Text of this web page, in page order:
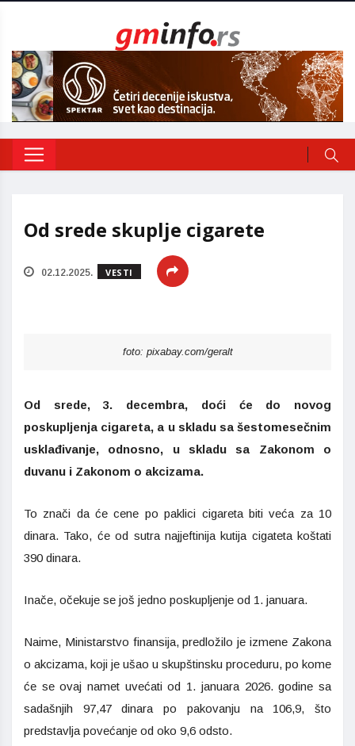
Od srede skuplje cigarete
02.12.2025. VESTI
foto: pixabay.com/geralt
Od srede, 3. decembra, doći će do novog
poskupljenja cigareta, a u skladu sa šestomesečnim
usklađivanje, odnosno, u skladu sa Zakonom o
duvanu i Zakonom o akcizama.
To znači da će cene po paklici cigareta biti veća za 10
dinara. Tako, će od sutra najjeftinija kutija cigateta koštati
390 dinara.
Inače, očekuje se još jedno poskupljenje od 1. januara.
Naime, Ministarstvo finansija, predložilo je izmene Zakona
o akcizama, koji je ušao u skupštinsku proceduru, po kome
će se ovaj namet uvećati od 1. januara 2026. godine sa
sadašnjih 97,47 dinara po pakovanju na 106,9, što
predstavlja povećanje od oko 9,6 odsto.